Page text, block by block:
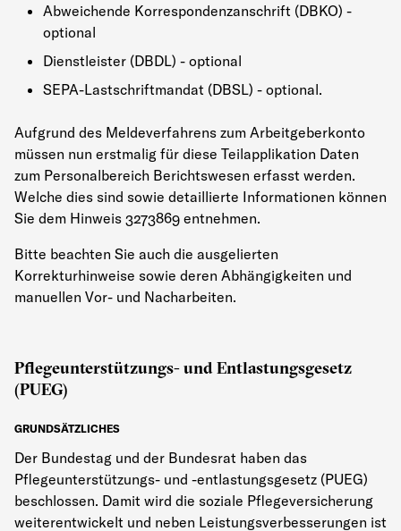
Abweichende Korrespondenzanschrift (DBKO) -
optional
Dienstleister (DBDL) - optional
SEPA-Lastschriftmandat (DBSL) - optional.
Aufgrund des Meldeverfahrens zum Arbeitgeberkonto
müssen nun erstmalig für diese Teilapplikation Daten
zum Personalbereich Berichtswesen erfasst werden.
Welche dies sind sowie detaillierte Informationen können
Sie dem Hinweis 3273869 entnehmen.
Bitte beachten Sie auch die ausgelierten
Korrekturhinweise sowie deren Abhängigkeiten und
manuellen Vor- und Nacharbeiten.
Pflegeunterstützungs- und Entlastungsgesetz
(PUEG)
GRUNDSÄTZLICHES
Der Bundestag und der Bundesrat haben das
Pflegeunterstützungs- und -entlastungsgesetz (PUEG)
beschlossen. Damit wird die soziale Pflegeversicherung
weiterentwickelt und neben Leistungsverbesserungen ist